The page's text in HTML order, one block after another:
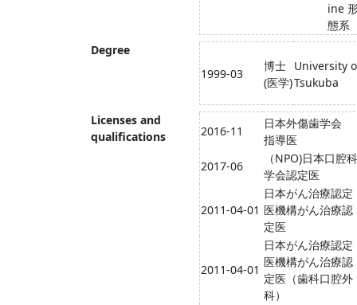
ine
態系
Degree
1999-03
博士
(医学)
University
Tsukuba
Licenses and
qualifications
2016-11
日本外傷歯学会
指導医
2017-06
（NPO)日本口腔科
学会認定医
2011-04-01
日本がん治療認定
医機構がん治療認
定医
2011-04-01
日本がん治療認定
医機構がん治療認
定医（歯科口腔外
科）